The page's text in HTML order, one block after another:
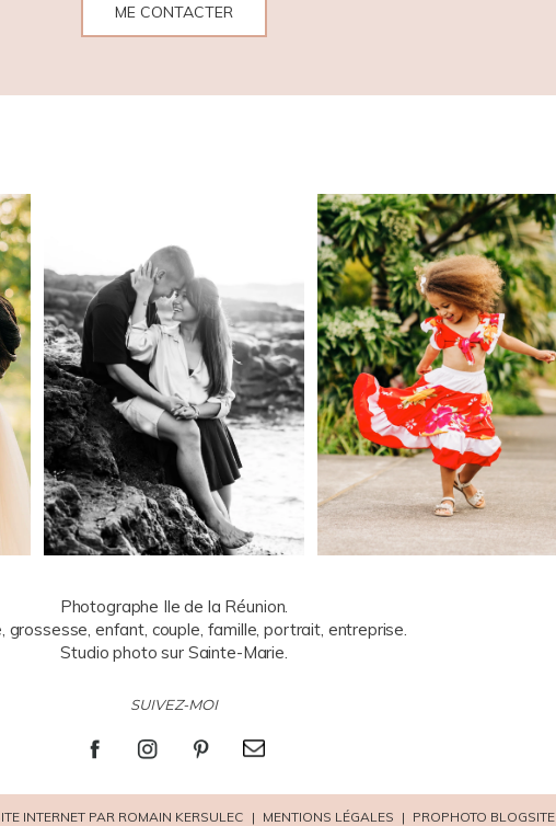
ME CONTACTER
Photographe Ile de la Réunion.
grossesse, enfant, couple, famille, portrait, entreprise.
Studio photo sur Sainte-Marie.
SUIVEZ-MOI
INTERNET PAR ROMAIN KERSULEC | MENTIONS LÉGALES | PROPHOTO BLOGSITE